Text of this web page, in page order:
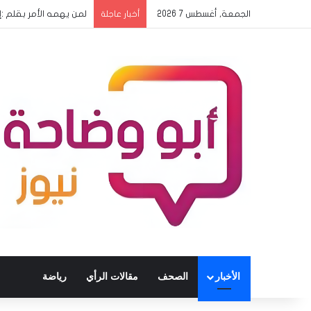
الجمعة, أغسطس 7 2026 أخبار عاجلة لمن يهمه الأمر
الأخبار الصحف مقالات الرأي رياضة